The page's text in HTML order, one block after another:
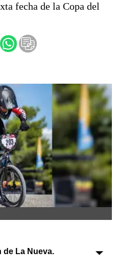
A
el campo
empresas
viral
fecha de la Copa del
de La Nueva.